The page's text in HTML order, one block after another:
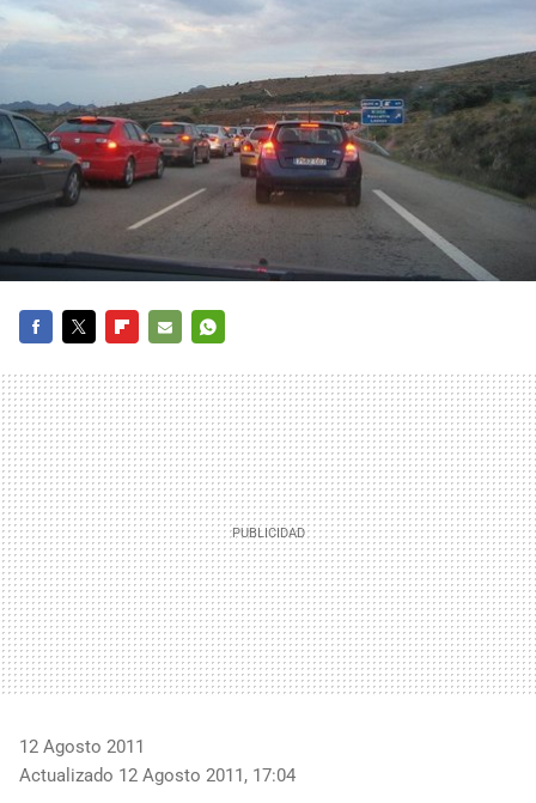
MAIL
12 Agosto 2011
Actualizado 12 Agosto 2011, 17:04